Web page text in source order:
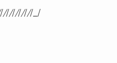
///////////_/